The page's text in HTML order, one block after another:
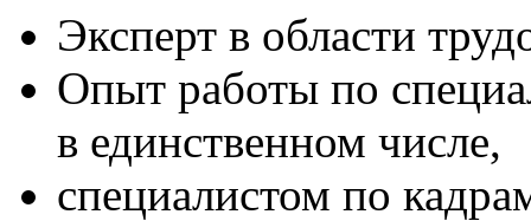
Эксперт в области
Опыт работы по
в единственном числе,
специалистом по